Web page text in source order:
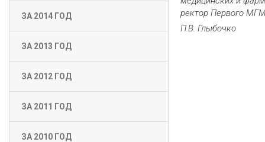
ЗА 2014 ГОД
ЗА 2013 ГОД
ЗА 2012 ГОД
ЗА 2011 ГОД
ЗА 2010 ГОД
ректор Первого
П.В. Глыбочко